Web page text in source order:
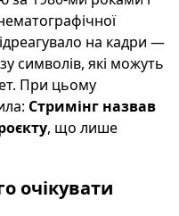
на кадри —
символів, які можуть
При цьому
Стримінг назвав
, що лише
очікувати